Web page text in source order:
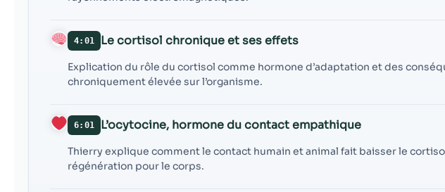
4:01 Le cortisol chronique et ses effets
Explication du rôle du cortisol comme hormone d’adaptation et des
chroniquement élevée sur l’organisme.
6:01 L’ocytocine, hormone du contact empathique
Thierry explique comment le contact humain et animal fait baisser le
régénération pour le corps.